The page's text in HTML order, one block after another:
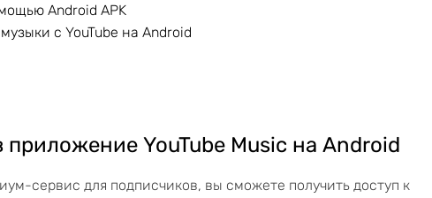
Android APK
с YouTube на Android
приложение YouTube Music на Android
сервис для подписчиков, вы сможете получить доступ к